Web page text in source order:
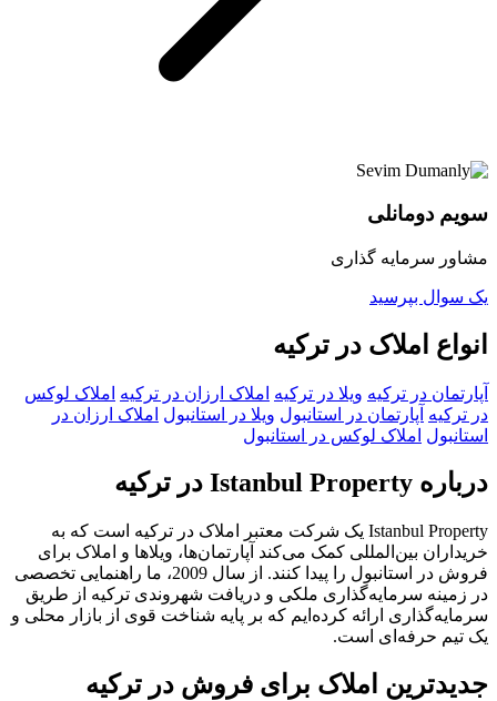
سویم دومانلی
مشاور سرمایه گذاری
یک سوال بپرسید
انواع املاک در ترکیه
آپارتمان در ترکیه ویلا در ترکیه املاک ارزان در ترکیه املاک لوکس
در ترکیه آپارتمان در استانبول ویلا در استانبول املاک ارزان در
استانبول املاک لوکس در استانبول
درباره Istanbul Property در ترکیه
Istanbul Property یک شرکت معتبر املاک در ترکیه است که به
خریداران بین‌المللی کمک می‌کند آپارتمان‌ها، ویلاها و املاک برای
فروش در استانبول را پیدا کنند. از سال 2009، ما راهنمایی تخصصی
در زمینه سرمایه‌گذاری ملکی و دریافت شهروندی ترکیه از طریق
سرمایه‌گذاری ارائه کرده‌ایم که بر پایه شناخت قوی از بازار محلی و
یک تیم حرفه‌ای است.
جدیدترین املاک برای فروش در ترکیه